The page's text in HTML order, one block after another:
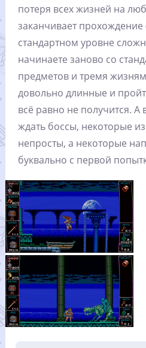
потеря всех жизней на
заканчивает
стандартном уровне
начинаете заново со
предметов и тремя
довольно длинные и
всё равно не получится. А
ждать боссы, некоторые
непросты, а некоторые
буквально с первой